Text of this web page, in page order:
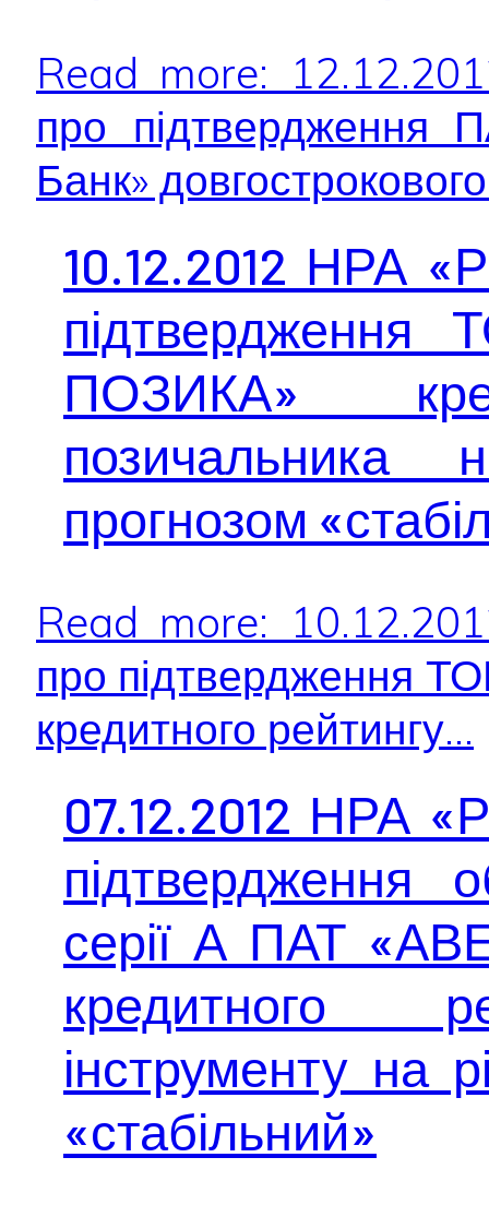
Read more:
про підтвердження
Банк»
10.12.2012 НРА
ПОЗИКА»
прогнозом
Read more:
про підтвердження
кредитного рейтингу...
07.12.2012 НРА
підтвердження
серії А ПАТ
кредитного
інструменту на
«стабільний»